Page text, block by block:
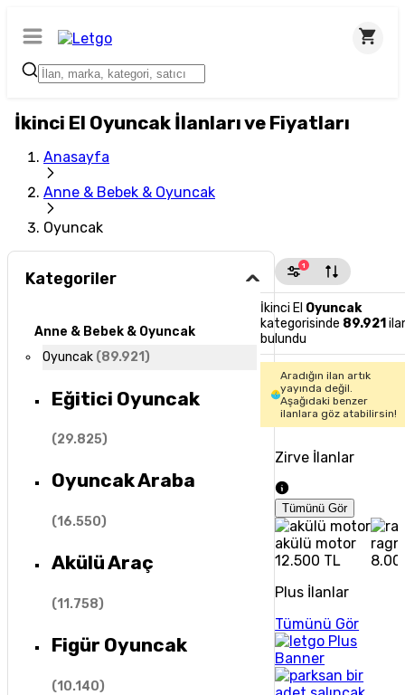
İkinci El Oyuncak İlanları ve Fiyatları
Anasayfa
Anne & Bebek & Oyuncak
Oyuncak
Kategoriler
Anne & Bebek & Oyuncak
Oyuncak (89.921)
Eğitici Oyuncak
(29.825)
Oyuncak Araba
(16.550)
Akülü Araç
(11.758)
Figür Oyuncak
(10.140)
1
İkinci El Oyuncak
kategorisinde 89.921
bulundu
Aradığın ilan artık
yayında değil.
Aşağıdaki benzer
ilanlara göz atabilirsin!
Zirve İlanlar
Tümünü Gör
akülü motor
12.500 TL
Plus İlanlar
Tümünü Gör